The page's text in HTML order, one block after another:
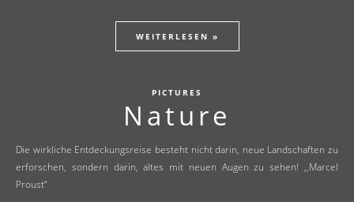
WEITERLESEN »
PICTURES
Nature
Die wirkliche Entdeckungsreise besteht nicht darin, neue Landschaften zu
erforschen, sondern darin, altes mit neuen Augen zu sehen! ,,Marcel
Proust“